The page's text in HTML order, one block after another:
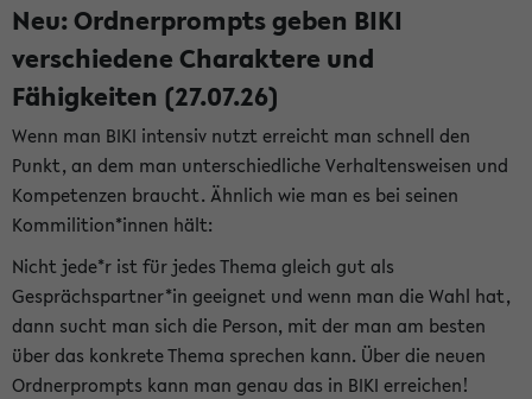
Neu: Ordnerprompts geben BIKI
verschiedene Charaktere und
Fähigkeiten (27.07.26)
Wenn man BIKI intensiv nutzt erreicht man schnell den
Punkt, an dem man unterschiedliche Verhaltensweisen und
Kompetenzen braucht. Ähnlich wie man es bei seinen
Kommilition*innen hält:
Nicht jede*r ist für jedes Thema gleich gut als
Gesprächspartner*in geeignet und wenn man die Wahl hat,
dann sucht man sich die Person, mit der man am besten
über das konkrete Thema sprechen kann. Über die neuen
Ordnerprompts kann man genau das in BIKI erreichen!